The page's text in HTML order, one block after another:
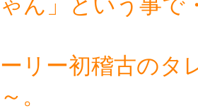
ゃん」という事で
ーリー初稽古のタ
～。